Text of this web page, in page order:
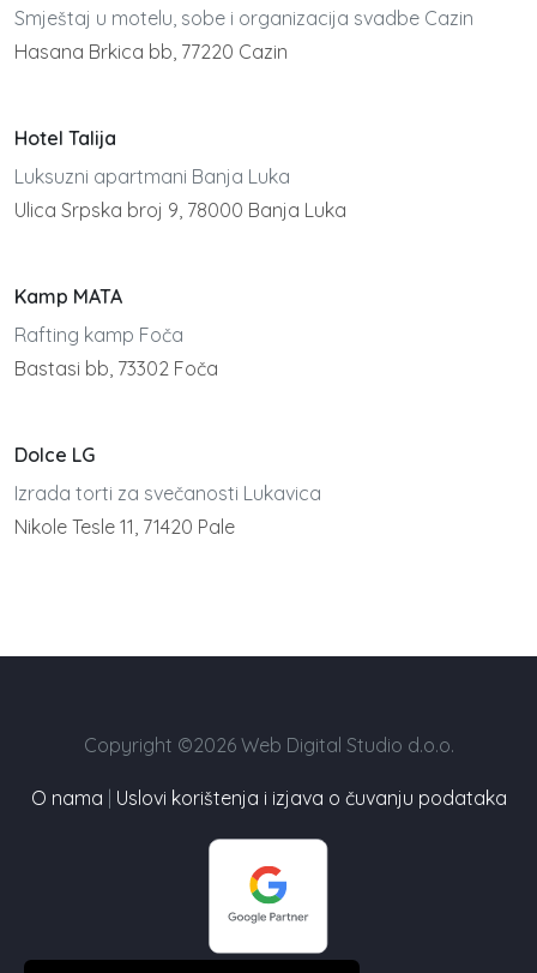
Smještaj u motelu, sobe i organizacija svadbe Cazin
Hasana Brkica bb, 77220 Cazin
Hotel Talija
Luksuzni apartmani Banja Luka
Ulica Srpska broj 9, 78000 Banja Luka
Kamp MATA
Rafting kamp Foča
Bastasi bb, 73302 Foča
Dolce LG
Izrada torti za svečanosti Lukavica
Nikole Tesle 11, 71420 Pale
Copyright ©2026 Web Digital Studio d.o.o.
O nama Uslovi korištenja i izjava o čuvanju podataka